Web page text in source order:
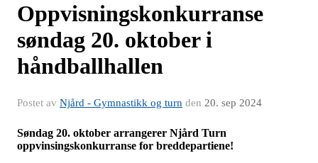
Oppvisningskonkurranse
søndag 20. oktober i
håndballhallen
Postet av Njård - Gymnastikk og turn den 20. sep 2024
Søndag 20. oktober arrangerer Njård Turn
oppvinsingskonkurranse for breddepartiene!